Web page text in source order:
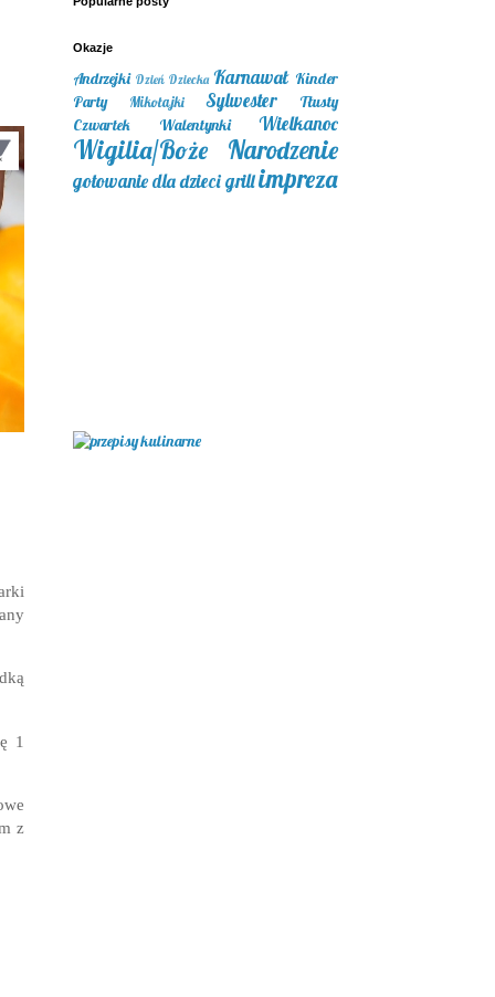
1
z
Okazje
Andrzejki Dzień Dziecka Karnawał Kinder
Party
Mikołajki Sylwester
Tłusty
Czwartek
Walentynki Wielkanoc
Wigilia/Boże Narodzenie
gotowanie dla dziecigrillimpreza